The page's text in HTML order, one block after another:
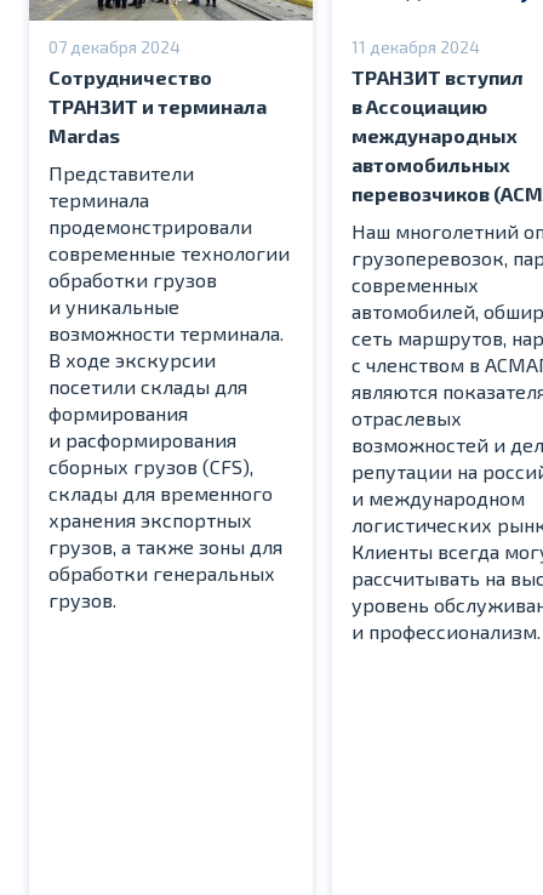
07 декабря 2024
Сотрудничество
ТРАНЗИТ и терминала
Mardas
Представители
терминала
продемонстрировали
современные технологии
обработки грузов
и уникальные
возможности терминала.
В ходе экскурсии
посетили склады для
формирования
и расформирования
сборных грузов (CFS),
склады для временного
хранения экспортных
грузов, а также зоны для
обработки генеральных
грузов.
11 декабря 2024
ТРАНЗИТ вступил
в Ассоциацию
международных
автомобильных
перевозчиков
Наш многолетний
грузоперевозок,
современных
автомобилей,
сеть маршрутов,
с членством в
являются
отраслевых
возможностей и
репутации на
и международном
логистических
Клиенты всегда
рассчитывать на
уровень
и профессионализм.